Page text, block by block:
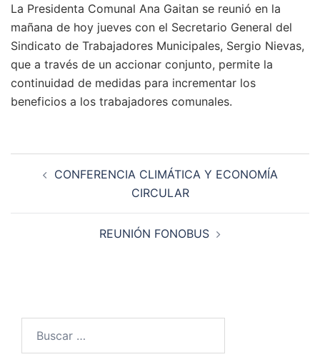
La Presidenta Comunal Ana Gaitan se reunió en la
mañana de hoy jueves con el Secretario General del
Sindicato de Trabajadores Municipales, Sergio Nievas,
que a través de un accionar conjunto, permite la
continuidad de medidas para incrementar los
beneficios a los trabajadores comunales.
CONFERENCIA CLIMÁTICA Y ECONOMÍA
CIRCULAR
REUNIÓN FONOBUS